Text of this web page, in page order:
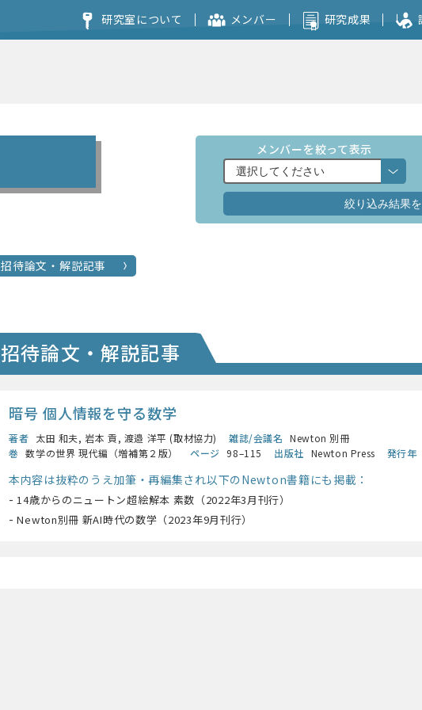
研究室について メンバー 研究成果
メンバーを絞って表示
招待論文・解説記事
招待論文・解説記事
暗号 個人情報を守る数学
著者 太田 和夫, 岩本 貢, 渡邉 洋平 (取材協力) 雑誌/会議名
Newton 別冊
巻
数学の世界 現代編（増補第２版） ページ 98–115 出版社 Newton Press 発行年
本内容は抜粋のうえ加筆・再編集され以下のNewton書籍にも掲載：
-14歳からのニュートン超絵解本 素数（2022年3月刊行）
-Newton別冊 新AI時代の数学（2023年9月刊行）